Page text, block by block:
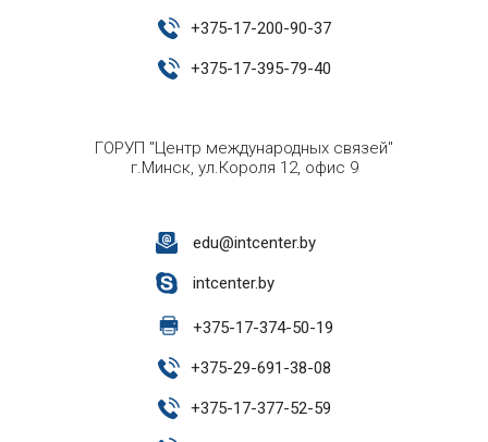
+375-17-200-90-37
+375-17-395-79-40
ГОРУП "Центр международных связей"
г.Минск, ул.Короля 12, офис 9
edu@intcenter.by
intcenter.by
+375-17-374-50-19
+375-29-691-38-08
+375-17-377-52-59